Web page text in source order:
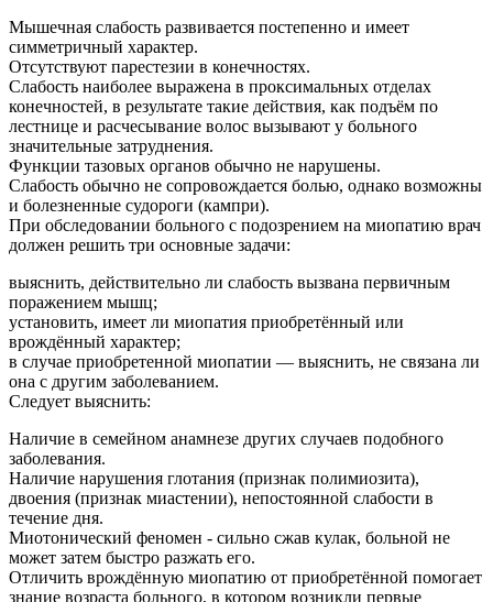
Мышечная слабость развивается постепенно и имеет
симметричный характер.
Отсутствуют парестезии в конечностях.
Слабость наиболее выражена в проксимальных отделах
конечностей, в результате такие действия, как подъём по
лестнице и расчесывание волос вызывают у больного
значительные затруднения.
Функции тазовых органов обычно не нарушены.
Слабость обычно не сопровождается болью, однако возможны
и болезненные судороги (кампри).
При обследовании больного с подозрением на миопатию врач
должен решить три основные задачи:
выяснить, действительно ли слабость вызвана первичным
поражением мышц;
установить, имеет ли миопатия приобретённый или
врождённый характер;
в случае приобретенной миопатии — выяснить, не связана ли
она с другим заболеванием.
Следует выяснить:
Наличие в семейном анамнезе других случаев подобного
заболевания.
Наличие нарушения глотания (признак полимиозита),
двоения (признак миастении), непостоянной слабости в
течение дня.
Миотонический феномен - сильно сжав кулак, больной не
может затем быстро разжать его.
Отличить врождённую миопатию от приобретённой помогает
знание возраста больного, в котором возникли первые